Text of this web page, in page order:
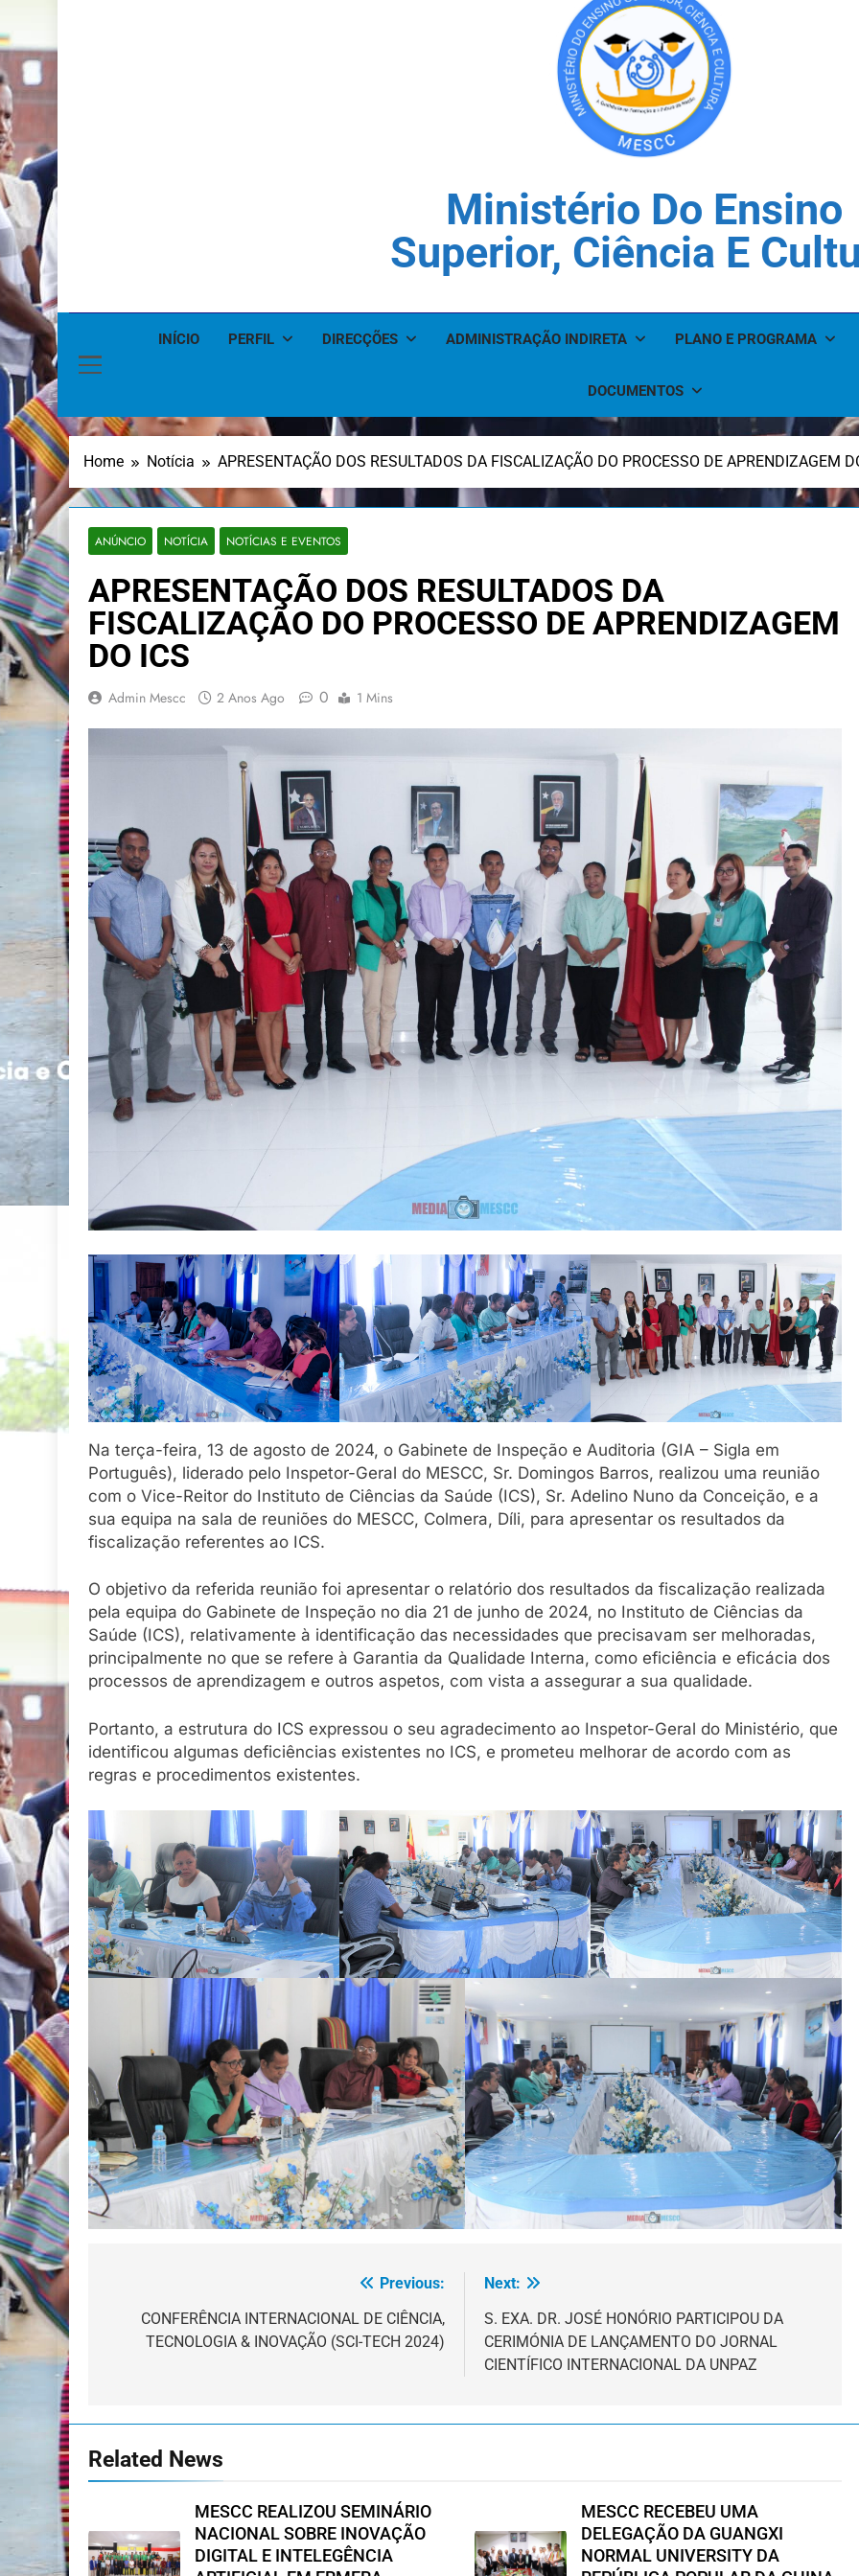
Ministério Do Ensino
Superior, Ciência E
INÍCIO PERFIL DIRECÇÕES ADMINISTRAÇÃO INDIRETA PLANO E PROGRAMA
DOCUMENTOS
Home Notícia APRESENTAÇÃO DOS RESULTADOS DA FISCALIZAÇÃO DO PROCESSO DE APRENDIZAGEM
ANÚNCIO NOTÍCIA NOTÍCIAS E EVENTOS
APRESENTAÇÃO DOS RESULTADOS DA
FISCALIZAÇÃO DO PROCESSO DE APRENDIZAGEM
DO ICS
Admin Mescc 2 Anos Ago 0 1 Mins
Na terça-feira, 13 de agosto de 2024, o Gabinete de Inspeção e Auditoria (GIA – Sigla em
Português), liderado pelo Inspetor-Geral do MESCC, Sr. Domingos Barros, realizou uma reunião
com o Vice-Reitor do Instituto de Ciências da Saúde (ICS), Sr. Adelino Nuno da Conceição, e a
sua equipa na sala de reuniões do MESCC, Colmera, Díli, para apresentar os resultados da
fiscalização referentes ao ICS.
O objetivo da referida reunião foi apresentar o relatório dos resultados da fiscalização realizada
pela equipa do Gabinete de Inspeção no dia 21 de junho de 2024, no Instituto de Ciências da
Saúde (ICS), relativamente à identificação das necessidades que precisavam ser melhoradas,
principalmente no que se refere à Garantia da Qualidade Interna, como eficiência e eficácia dos
processos de aprendizagem e outros aspetos, com vista a assegurar a sua qualidade.
Portanto, a estrutura do ICS expressou o seu agradecimento ao Inspetor-Geral do Ministério, que
identificou algumas deficiências existentes no ICS, e prometeu melhorar de acordo com as
regras e procedimentos existentes.
Previous:
CONFERÊNCIA INTERNACIONAL DE CIÊNCIA,
TECNOLOGIA & INOVAÇÃO (SCI-TECH 2024)
Next:
S. EXA. DR. JOSÉ HONÓRIO PARTICIPOU DA
CERIMÓNIA DE LANÇAMENTO DO JORNAL
CIENTÍFICO INTERNACIONAL DA UNPAZ
Related News
MESCC REALIZOU SEMINÁRIO
NACIONAL SOBRE INOVAÇÃO
DIGITAL E INTELEGÊNCIA
MESCC RECEBEU UMA
DELEGAÇÃO DA GUANGXI
NORMAL UNIVERSITY DA